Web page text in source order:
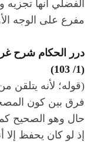
الفضلي أنها
مفرع على الوجه
درر الحكام شرح غرر
(1/ 103)
(قوله؛ لأنه يتلقن
فرق بين كون
حال وهو الصحيح
إذ لو كان يحفظ